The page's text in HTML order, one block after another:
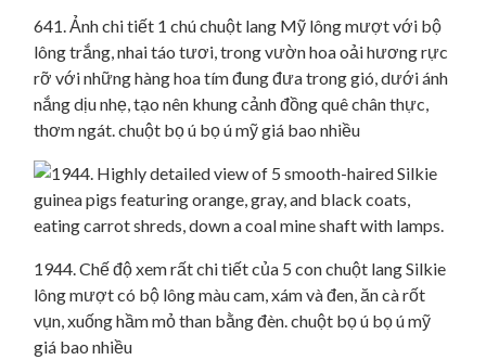
641. Ảnh chi tiết 1 chú chuột lang Mỹ lông mượt với bộ
lông trắng, nhai táo tươi, trong vườn hoa oải hương rực
rỡ với những hàng hoa tím đung đưa trong gió, dưới ánh
nắng dịu nhẹ, tạo nên khung cảnh đồng quê chân thực,
thơm ngát. chuột bọ ú bọ ú mỹ giá bao nhiều
1944. Chế độ xem rất chi tiết của 5 con chuột lang Silkie
lông mượt có bộ lông màu cam, xám và đen, ăn cà rốt
vụn, xuống hầm mỏ than bằng đèn. chuột bọ ú bọ ú mỹ
giá bao nhiều